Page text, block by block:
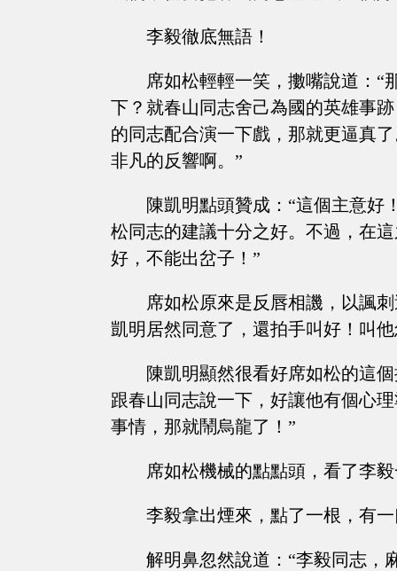
李毅徹底無語！
席如松輕輕一笑，擻嘴說道：“
下？就春山同志舍己為國的英雄事
的同志配合演一下戲，那就更逼真
非凡的反響啊。”
陳凱明點頭贊成：“這個主意好
松同志的建議十分之好。不過，在
好，不能出岔子！”
席如松原來是反唇相譏，以諷
凱明居然同意了，還拍手叫好！叫
陳凱明顯然很看好席如松的這
跟春山同志說一下，好讓他有個心
事情，那就鬧烏龍了！”
席如松機械的點點頭，看了李
李毅拿出煙來，點了一根，有
解明鼻忽然說道：“李毅同志，